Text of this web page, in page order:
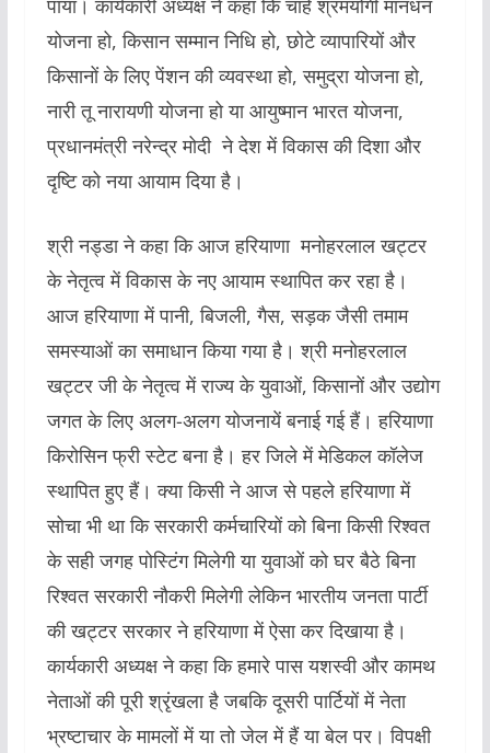
पाया। कार्यकारी अध्यक्ष ने कहा कि चाहे श्रमयोगी मानधन
योजना हो, किसान सम्मान निधि हो, छोटे व्यापारियों और
किसानों के लिए पेंशन की व्यवस्था हो, समुद्रा योजना हो,
नारी तू नारायणी योजना हो या आयुष्मान भारत योजना,
प्रधानमंत्री नरेन्द्र मोदी ने देश में विकास की दिशा और
दृष्टि को नया आयाम दिया है।
श्री नड्डा ने कहा कि आज हरियाणा मनोहरलाल खट्टर
के नेतृत्व में विकास के नए आयाम स्थापित कर रहा है।
आज हरियाणा में पानी, बिजली, गैस, सड़क जैसी तमाम
समस्याओं का समाधान किया गया है। श्री मनोहरलाल
खट्टर जी के नेतृत्व में राज्य के युवाओं, किसानों और उद्योग
जगत के लिए अलग-अलग योजनायें बनाई गई हैं। हरियाणा
किरोसिन फ्री स्टेट बना है। हर जिले में मेडिकल कॉलेज
स्थापित हुए हैं। क्या किसी ने आज से पहले हरियाणा में
सोचा भी था कि सरकारी कर्मचारियों को बिना किसी रिश्वत
के सही जगह पोस्टिंग मिलेगी या युवाओं को घर बैठे बिना
रिश्वत सरकारी नौकरी मिलेगी लेकिन भारतीय जनता पार्टी
की खट्टर सरकार ने हरियाणा में ऐसा कर दिखाया है।
कार्यकारी अध्यक्ष ने कहा कि हमारे पास यशस्वी और कामथ
नेताओं की पूरी श्रृंखला है जबकि दूसरी पार्टियों में नेता
भ्रष्टाचार के मामलों में या तो जेल में हैं या बेल पर। विपक्षी